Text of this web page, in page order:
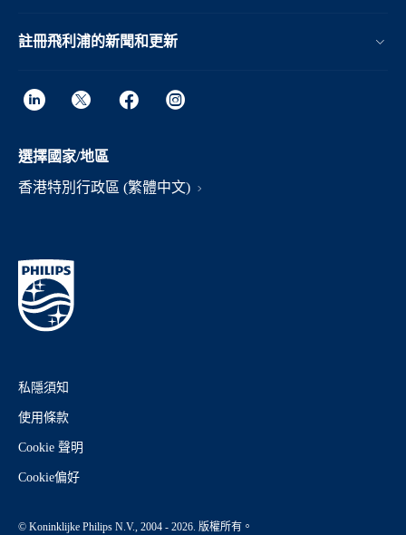
註冊飛利浦的新聞和更新
選擇國家/地區
香港特別行政區 (繁體中文)
私隱須知
使用條款
Cookie 聲明
Cookie偏好
© Koninklijke Philips N.V., 2004 - 2026. 版權所有。